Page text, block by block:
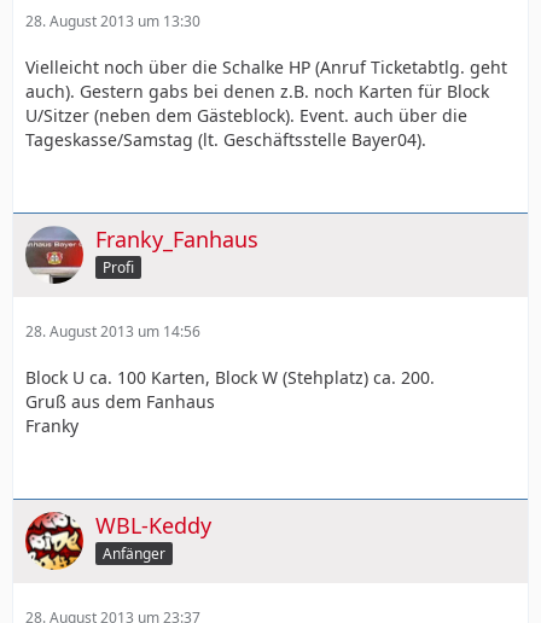
28. August 2013 um 13:30
Vielleicht noch über die Schalke HP (Anruf Ticketabtlg. geht
auch). Gestern gabs bei denen z.B. noch Karten für Block
U/Sitzer (neben dem Gästeblock). Event. auch über die
Tageskasse/Samstag (lt. Geschäftsstelle Bayer04).
Franky_Fanhaus
Profi
28. August 2013 um 14:56
Block U ca. 100 Karten, Block W (Stehplatz) ca. 200.
Gruß aus dem Fanhaus
Franky
WBL-Keddy
Anfänger
28. August 2013 um 23:37